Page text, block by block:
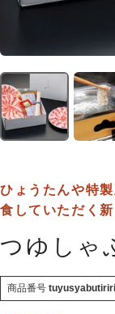
ひょうたんや特
食していただく
つゆしゃ
商品番号 tuyusyabutiriri